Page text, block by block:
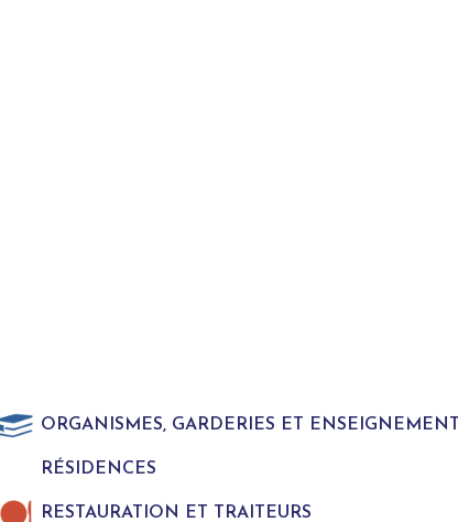
ORGANISMES, GARDERIES ET ENSEIGNEMENT
RÉSIDENCES
RESTAURATION ET TRAITEURS